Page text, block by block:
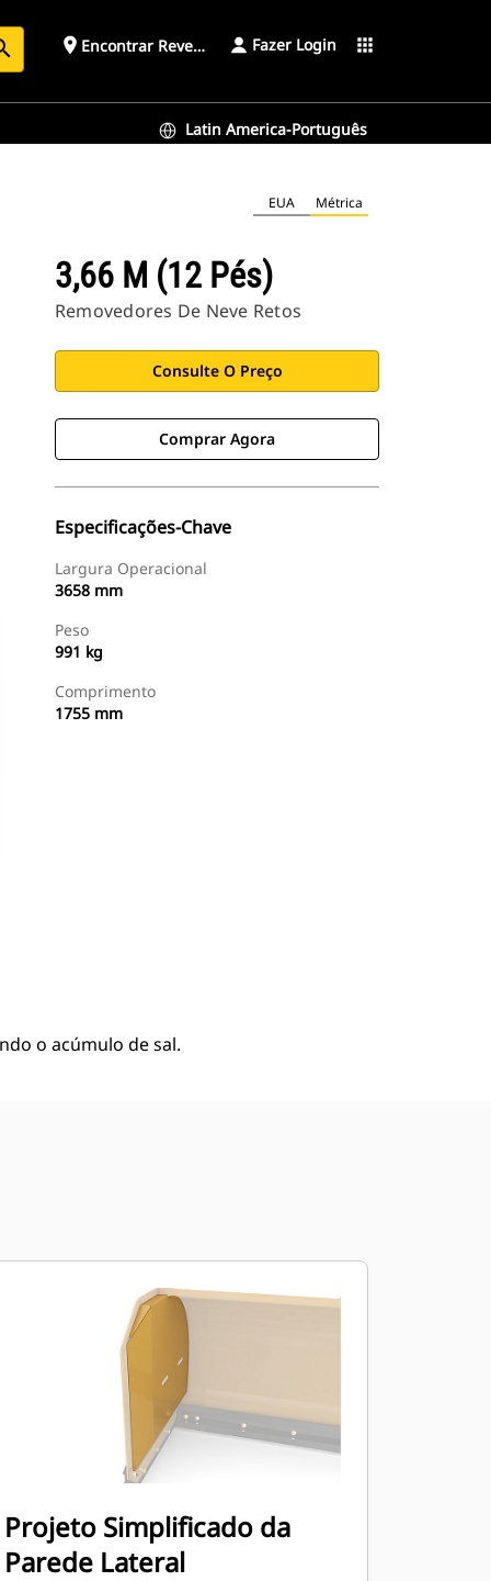
place Encontrar Revendedor Fazer Login apps
Latin America-Português
EUA Métrica
3,66 M (12 Pés)
Removedores De Neve Retos
Consulte O Preço
Comprar Agora
Especificações-Chave
Largura Operacional
3658 mm
Peso
991 kg
Comprimento
1755 mm
o acúmulo de sal.
Projeto Simplificado da
Parede Lateral